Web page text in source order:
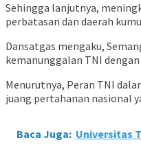
Sehingga lanjutnya,
perbatasan dan daerah
Dansatgas mengaku,
kemanunggalan TNI
Menurutnya, Peran TNI
juang pertahanan nasional
Baca Juga: Universitas